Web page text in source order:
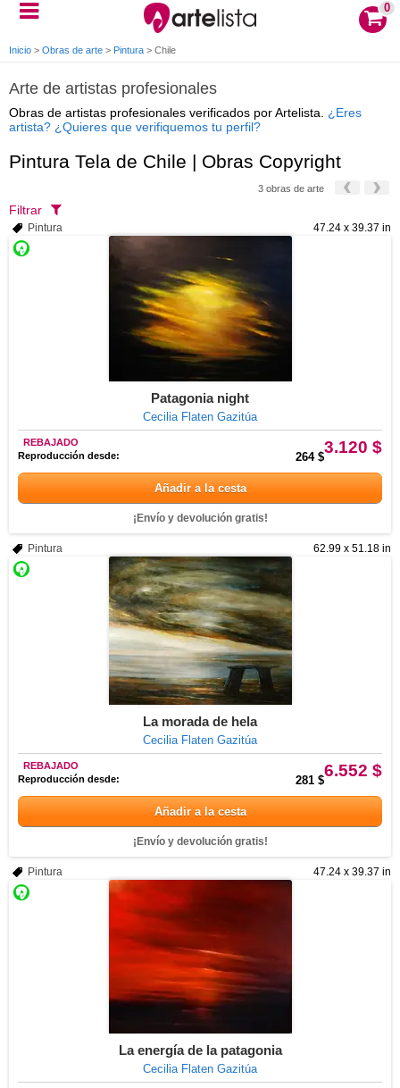
0
Inicio > Obras de arte > Pintura > Chile
Arte de artistas profesionales
Obras de artistas profesionales verificados por Artelista. ¿Eres
artista? ¿Quieres que verifiquemos tu perfil?
Pintura Tela de Chile | Obras Copyright
3 obras de arte
Filtrar
47.24 x 39.37 in
Pintura
Patagonia night
Cecilia Flaten Gazitúa
3.120 $
REBAJADO
Reproducción desde:
264 $
Añadir a la cesta
¡Envío y devolución gratis!
62.99 x 51.18 in
Pintura
La morada de hela
Cecilia Flaten Gazitúa
6.552 $
REBAJADO
Reproducción desde:
281 $
Añadir a la cesta
¡Envío y devolución gratis!
47.24 x 39.37 in
Pintura
La energía de la patagonia
Cecilia Flaten Gazitúa